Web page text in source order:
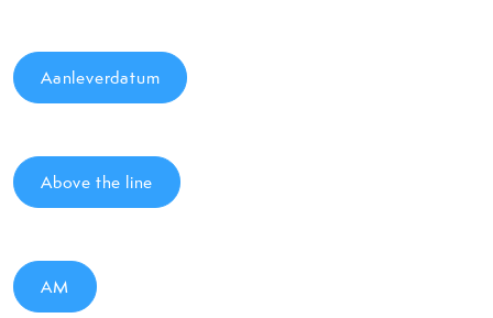
Aanleverdatum
Above the line
AM